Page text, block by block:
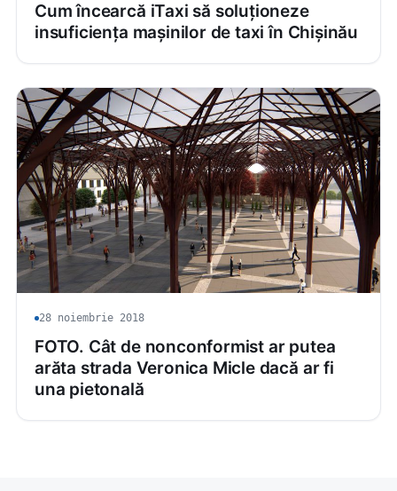
Cum încearcă iTaxi să soluționeze
insuficiența mașinilor de taxi în Chișinău
28 noiembrie 2018
FOTO. Cât de nonconformist ar putea
arăta strada Veronica Micle dacă ar fi
una pietonală